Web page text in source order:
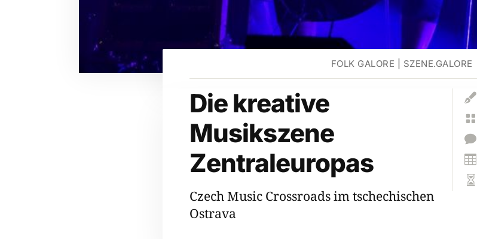
FOLK GALORE SZENE.GALORE
Die kreative
Musikszene
Zentraleuropas
Czech Music Crossroads im tschechischen
Ostrava




